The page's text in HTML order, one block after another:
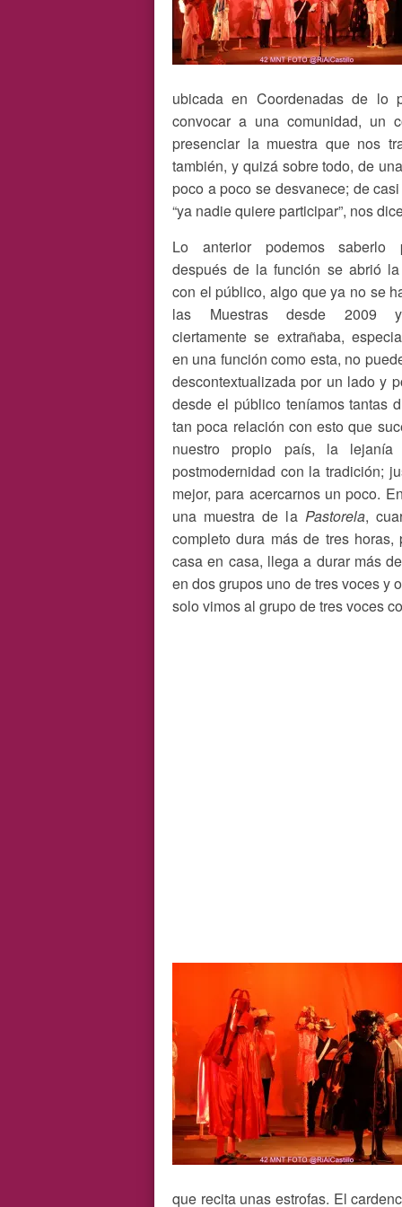
ubicada en Coordenadas de lo
convocar a una comunidad, un
presenciar la muestra que nos
también, y quizá sobre todo, de
poco a poco se desvanece; de
“ya nadie quiere participar”, nos
Lo anterior podemos saberlo
después de la función se abrió
con el público, algo que ya no se
las Muestras desde 2009
ciertamente se extrañaba,
en una función como esta, no
descontextualizada por un lado y
desde el público teníamos tantas
tan poca relación con esto que
nuestro propio país, la
postmodernidad con la tradición;
mejor, para acercarnos un poco.
una muestra de la Pastorela,
completo dura más de tres
casa en casa, llega a durar más
en dos grupos uno de tres voces y
solo vimos al grupo de tres voces
que recita unas estrofas. El